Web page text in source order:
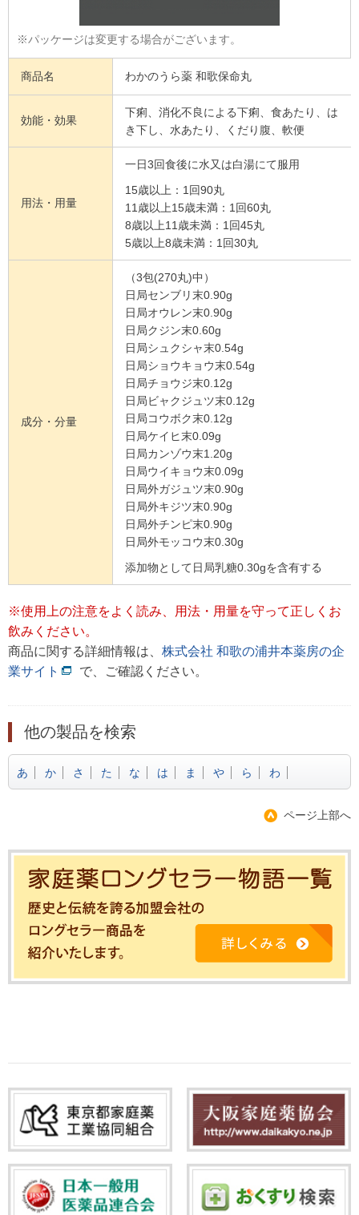
※パッケージは変更する場合がございます。
商品名 わかのうら薬 和歌保命丸
効能・効果
下痢、消化不良による下痢、食あたり、は
き下し、水あたり、くだり腹、軟便
用法・用量
一日3回食後に水又は白湯にて服用
15歳以上：1回90丸
11歳以上15歳未満：1回60丸
8歳以上11歳未満：1回45丸
5歳以上8歳未満：1回30丸
成分・分量
（3包(270丸)中）
日局センブリ末0.90g
日局オウレン末0.90g
日局クジン末0.60g
日局シュクシャ末0.54g
日局ショウキョウ末0.54g
日局チョウジ末0.12g
日局ビャクジュツ末0.12g
日局コウボク末0.12g
日局ケイヒ末0.09g
日局カンゾウ末1.20g
日局ウイキョウ末0.09g
日局外ガジュツ末0.90g
日局外キジツ末0.90g
日局外チンピ末0.90g
日局外モッコウ末0.30g
添加物として日局乳糖0.30gを含有する
※使用上の注意をよく読み、用法・用量を守って正しくお
飲みください。
商品に関する詳細情報は、 株式会社 和歌の浦井本薬房の企
業サイト
で、ご確認ください。
他の製品を検索
あ か さ た な は ま や ら わ
ページ上部へ